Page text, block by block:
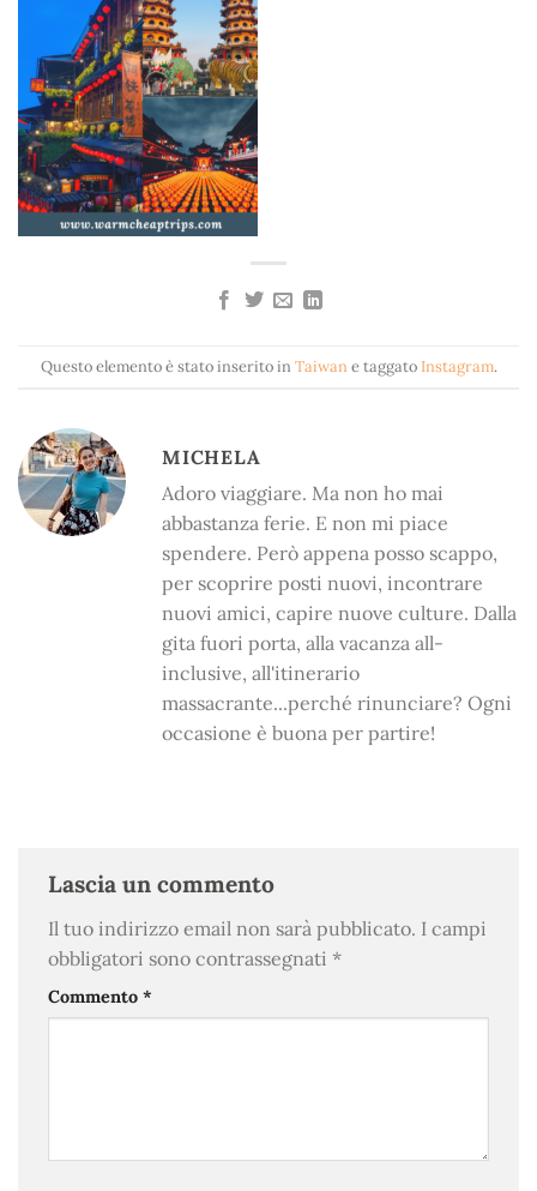
Questo elemento è stato inserito inTaiwane taggatoInstagram.
MICHELA
Adoro viaggiare. Ma non ho mai
abbastanza ferie. E non mi piace
spendere. Però appena posso scappo,
per scoprire posti nuovi, incontrare
nuovi amici, capire nuove culture. Dalla
gita fuori porta, alla vacanza all-
inclusive, all'itinerario
massacrante...perché rinunciare? Ogni
occasione è buona per partire!
Lascia un commento
Il tuo indirizzo email non sarà pubblicato. I campi
obbligatori sono contrassegnati *
Commento *